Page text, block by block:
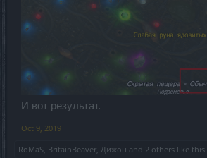
И вот результат.
Oct 9, 2019
RoMaS, BritainBeaver, Дижон and 2 others like this.